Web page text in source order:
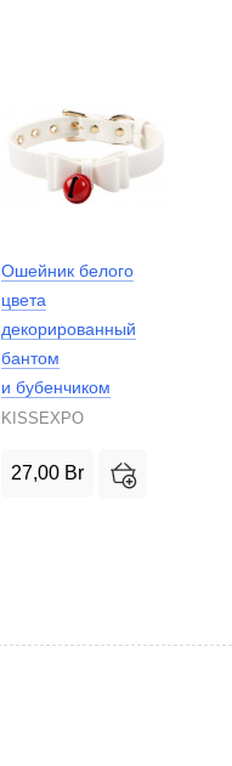
Ошейник белого
цвета
декорированный
бантом
и бубенчиком
KISSEXPO
27,00 Br